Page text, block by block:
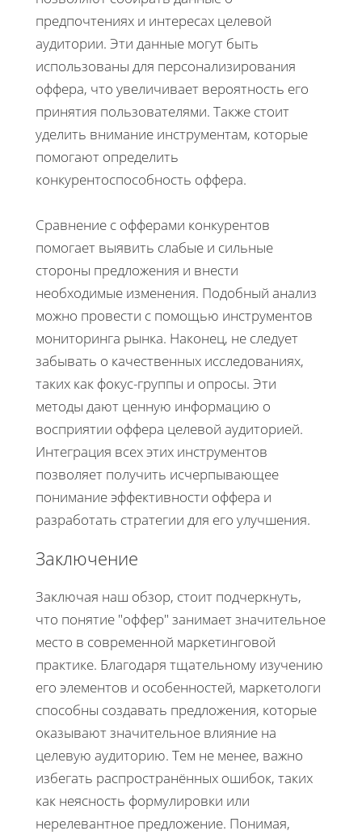
предпочтениях и интересах целевой
аудитории. Эти данные могут быть
использованы для персонализирования
оффера, что увеличивает вероятность его
принятия пользователями. Также стоит
уделить внимание инструментам, которые
помогают определить
конкурентоспособность оффера.
Сравнение с офферами конкурентов
помогает выявить слабые и сильные
стороны предложения и внести
необходимые изменения. Подобный анализ
можно провести с помощью инструментов
мониторинга рынка. Наконец, не следует
забывать о качественных исследованиях,
таких как фокус-группы и опросы. Эти
методы дают ценную информацию о
восприятии оффера целевой аудиторией.
Интеграция всех этих инструментов
позволяет получить исчерпывающее
понимание эффективности оффера и
разработать стратегии для его улучшения.
Заключение
Заключая наш обзор, стоит подчеркнуть,
что понятие "оффер" занимает значительное
место в современной маркетинговой
практике. Благодаря тщательному изучению
его элементов и особенностей, маркетологи
способны создавать предложения, которые
оказывают значительное влияние на
целевую аудиторию. Тем не менее, важно
избегать распространённых ошибок, таких
как неясность формулировки или
нерелевантное предложение. Понимая,